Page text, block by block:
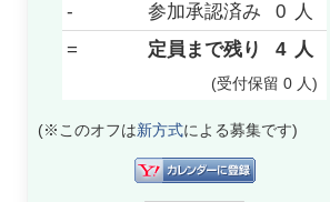
-
参加承認済み 0 人
=
定員まで残り 4 人
(受付保留 0 人)
(※このオフは新方式による募集です)